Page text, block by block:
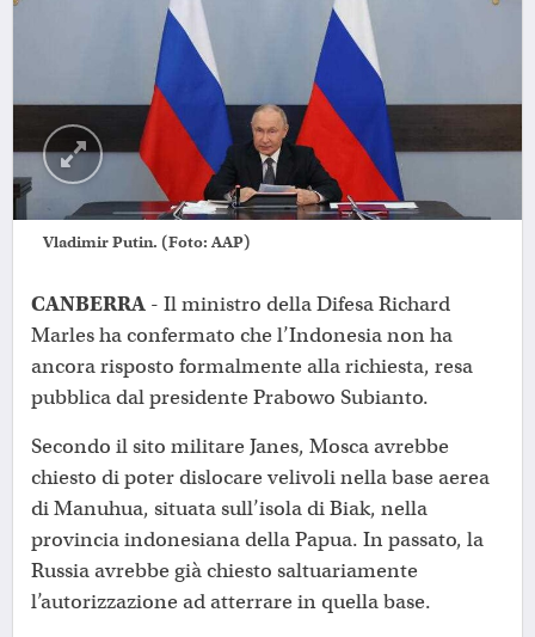
Vladimir Putin. (Foto: AAP)
CANBERRA - Il ministro della Difesa Richard
Marles ha confermato che l’Indonesia non ha
ancora risposto formalmente alla richiesta, resa
pubblica dal presidente Prabowo Subianto.
Secondo il sito militare Janes, Mosca avrebbe
chiesto di poter dislocare velivoli nella base aerea
di Manuhua, situata sull’isola di Biak, nella
provincia indonesiana della Papua. In passato, la
Russia avrebbe già chiesto saltuariamente
l’autorizzazione ad atterrare in quella base.